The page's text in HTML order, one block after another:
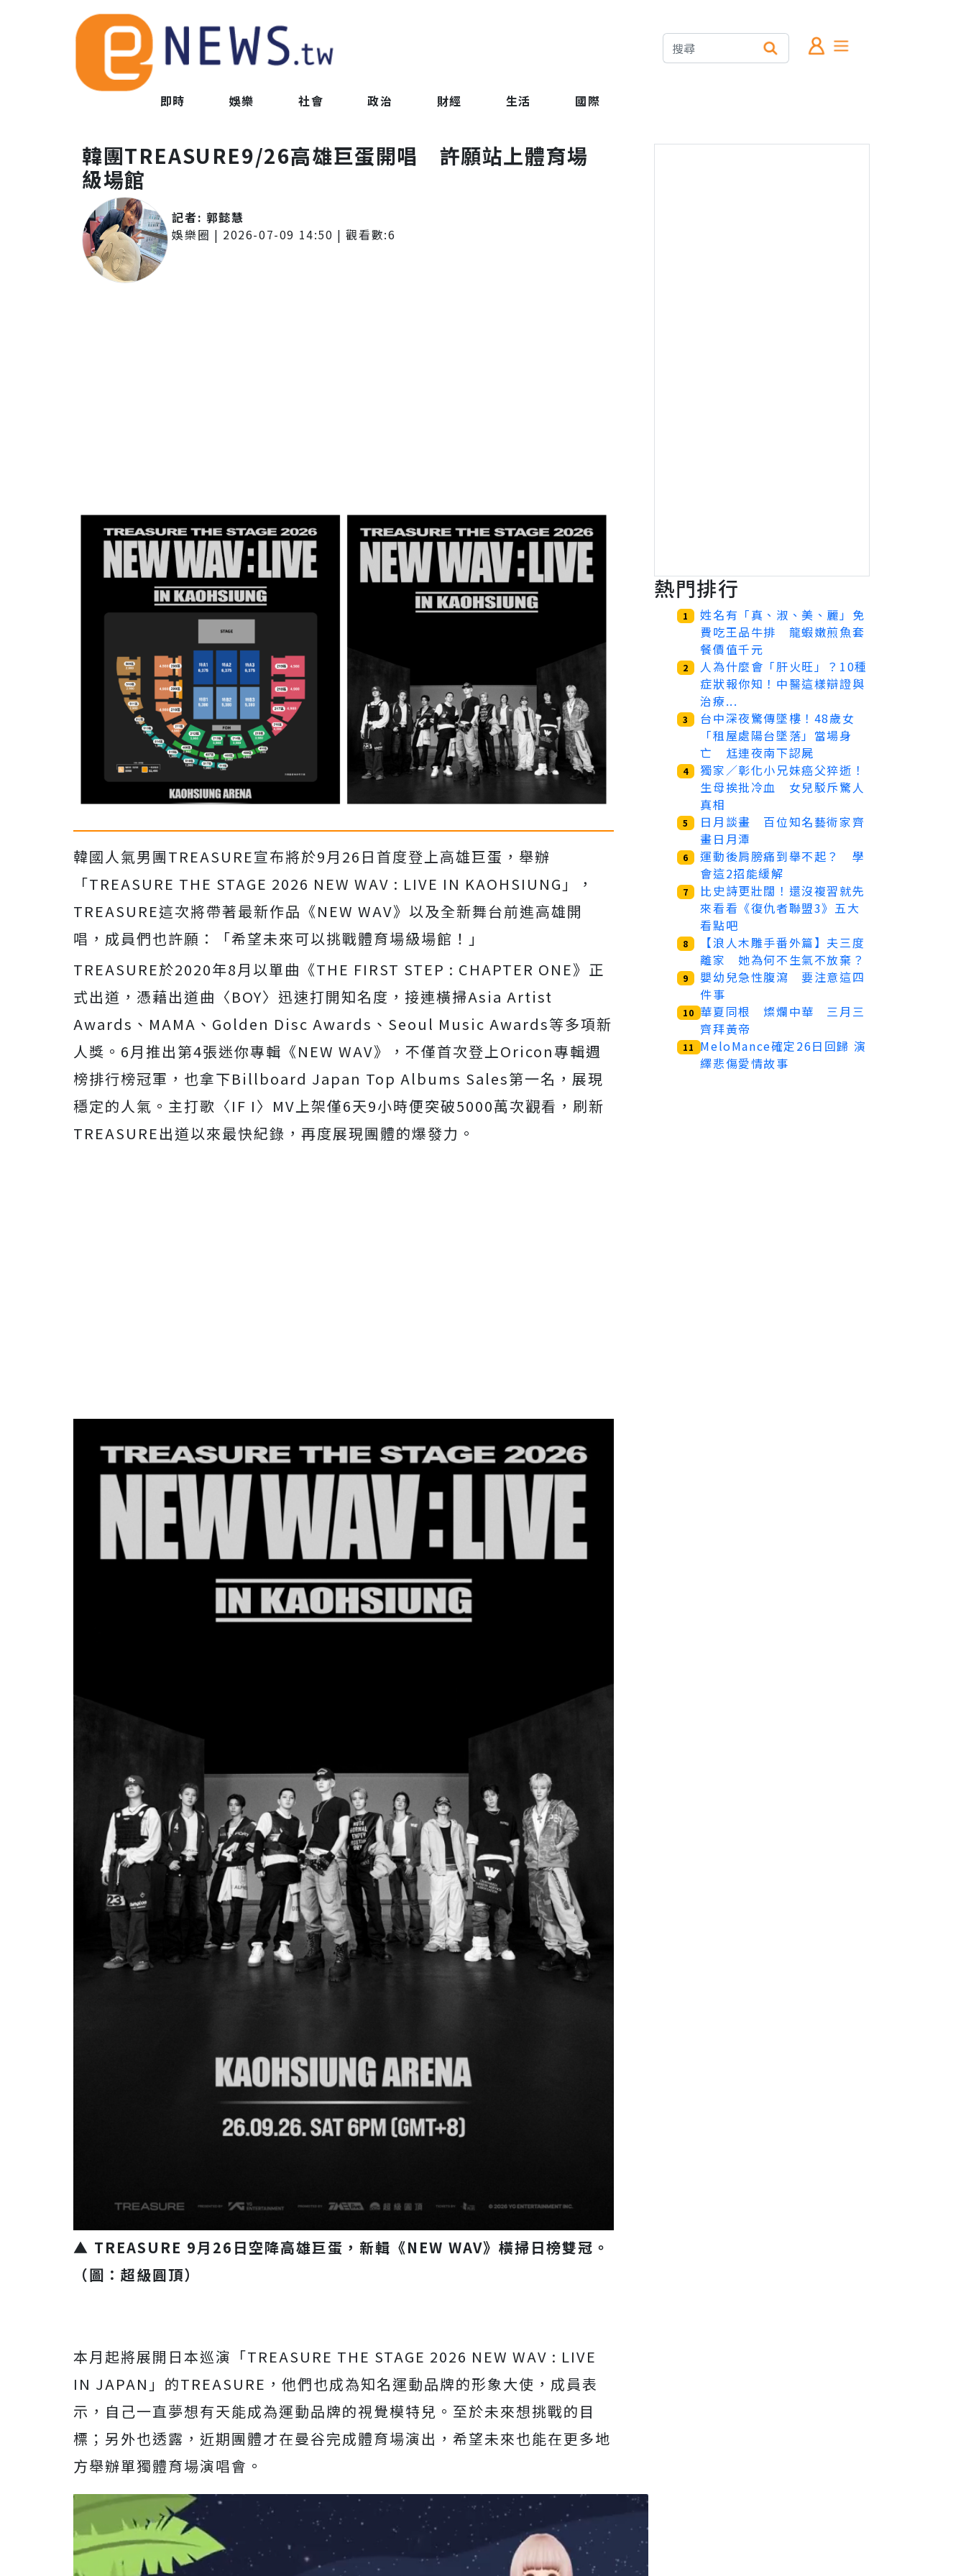
即時 娛樂 社會 政治 財經 生活 國際
韓團TREASURE9/26高雄巨蛋開唱 許願站上體育場
級場館
記者: 郭懿慧
娛樂圈 | 2026-07-09 14:50 | 觀看數:6
韓國人氣男團TREASURE宣布將於9月26日首度登上高雄巨蛋，舉辦
「TREASURE THE STAGE 2026 NEW WAV : LIVE IN KAOHSIUNG」，
TREASURE這次將帶著最新作品《NEW WAV》以及全新舞台前進高雄開
唱，成員們也許願：「希望未來可以挑戰體育場級場館！」
TREASURE於2020年8月以單曲《THE FIRST STEP : CHAPTER ONE》正
式出道，憑藉出道曲〈BOY〉迅速打開知名度， 接連橫掃Asia Artist
Awards、MAMA、Golden Disc Awards、Seoul Music Awards等多項新
人獎。6月推出第4張迷你專輯《NEW WAV》，不僅首次登上Oricon專輯週
榜排行榜冠軍， 也拿下Billboard Japan Top Albums Sales第一名，展現
穩定的人氣。主打歌〈IF I〉MV上架僅6天9小時便突破5000萬次觀看， 刷新
TREASURE出道以來最快紀錄，再度展現團體的爆發力。
▲ TREASURE 9月26日空降高雄巨蛋，新輯《NEW WAV》橫掃日榜雙冠。
（圖：超級圓頂）
本月起將展開日本巡演「TREASURE THE STAGE 2026 NEW WAV : LIVE
IN JAPAN」的TREASURE， 他們也成為知名運動品牌的形象大使，成員表
示， 自己一直夢想有天能成為運動品牌的視覺模特兒。 至於未來想挑戰的目
標；另外也透露， 近期團體才在曼谷完成體育場演出， 希望未來也能在更多地
方舉辦單獨體育場演唱會。
熱門排行
1
姓名有「真、淑、美、麗」免
費吃王品牛排 龍蝦嫩煎魚套
餐價值千元
2
人為什麼會「肝火旺」？10種
症狀報你知！中醫這樣辯證與
治療...
3
台中深夜驚傳墜樓！48歲女
「租屋處陽台墜落」當場身
亡 尪連夜南下認屍
4
獨家／彰化小兄妹癌父猝逝！
生母挨批冷血 女兒駁斥驚人
真相
5
日月談畫 百位知名藝術家齊
畫日月潭
6
運動後肩膀痛到舉不起？ 學
會這2招能緩解
7
比史詩更壯闊！還沒複習就先
來看看《復仇者聯盟3》五大
看點吧
8
【浪人木雕手番外篇】夫三度
離家 她為何不生氣不放棄？
9
嬰幼兒急性腹瀉 要注意這四
件事
10 華夏同根 燦爛中華 三月三
齊拜黃帝
11
MeloMance確定26日回歸 演
繹悲傷愛情故事